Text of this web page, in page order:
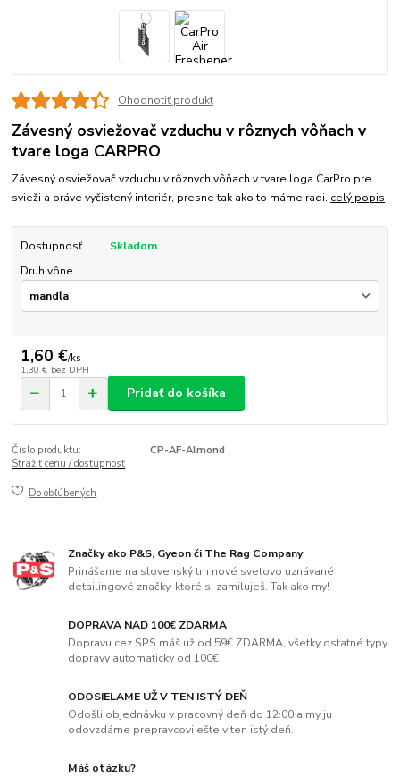
Ohodnotiť produkt
Závesný osviežovač vzduchu v rôznych vôňach v
tvare loga CARPRO
Závesný osviežovač vzduchu v rôznych vôňach v tvare loga CarPro pre
svieži a práve vyčistený interiér, presne tak ako to máme radi. celý popis
Dostupnosť
Skladom
Druh vône
1,60 €/ks
1,30 € bez DPH
Pridať do košíka
Číslo produktu:
CP-AF-Almond
Strážiť cenu / dostupnosť
Do obľúbených
Značky ako P&S, Gyeon či The Rag Company
Prinášame na slovenský trh nové svetovo uznávané
detailingové značky, ktoré si zamiluješ. Tak ako my!
DOPRAVA NAD 100€ ZDARMA
Dopravu cez SPS máš už od 59€ ZDARMA, všetky ostatné typy
dopravy automaticky od 100€
ODOSIELAME UŽ V TEN ISTÝ DEŇ
Odošli objednávku v pracovný deň do 12:00 a my ju
odovzdáme prepravcovi ešte v ten istý deň.
Máš otázku?